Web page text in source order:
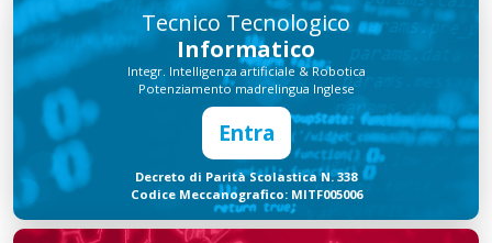
Tecnico Tecnologico
Informatico
Integr. Intelligenza artificiale & Robotica
Potenziamento madrelingua Inglese
Entra
Decreto di Parità Scolastica N. 338
Codice Meccanografico: MITF005006